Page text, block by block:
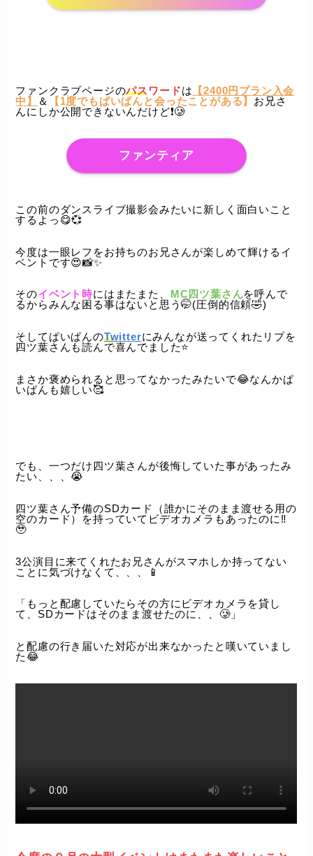
ファンクラブページのパスワードは 【2400円プラン入会
中】
＆ 【1度でもぱいぱんと会ったことがある】 お兄さ
んにしか公開できないんだけど❗️🥲
ファンティア
この前のダンスライブ撮影会みたいに新しく面白いこと
するよっ😋💞
今度は一眼レフをお持ちのお兄さんが楽しめて輝けるイ
ベントです😍📸✨️
そのイベント時にはまたまた、 MC四ツ葉さんを呼んで
るからみんな困る事はないと思う🤭(圧倒的信頼🤣)
そしてぱいぱんのTwitterにみんなが送ってくれたリプを
四ツ葉さんも読んで喜んでました⭐️
まさか褒められると思ってなかったみたいで😂なんかぱ
いぱんも嬉しい🥰
でも、一つだけ四ツ葉さんが後悔していた事があったみ
たい、、、😭
四ツ葉さん予備のSDカード（誰かにそのまま渡せる用の
空のカード）を持っていてビデオカメラもあったのに‼️
🥹
3公演目に来てくれたお兄さんがスマホしか持ってない
ことに気づけなくて、、、📱
「もっと配慮していたらその方にビデオカメラを貸し
て、SDカードはそのまま渡せたのに、、🥲」
と配慮の行き届いた対応が出来なかったと嘆いていまし
た😂